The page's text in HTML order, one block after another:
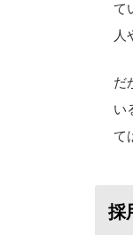
て
人
だ
い
て
採